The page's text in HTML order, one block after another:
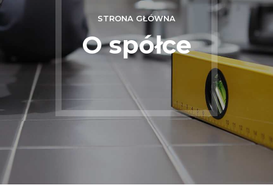
STRONA GŁÓWNA
O spółce